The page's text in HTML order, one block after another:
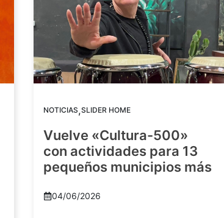
NOTICIAS,SLIDER HOME
Vuelve «Cultura-500»
con actividades para 13
pequeños municipios más
04/06/2026